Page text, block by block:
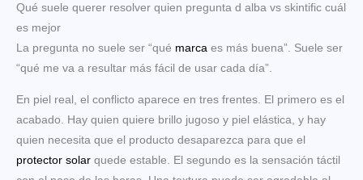
Qué suele querer resolver quien pregunta d alba vs skintific cuál
es mejor
La pregunta no suele ser “qué marca es más buena”. Suele ser
“qué me va a resultar más fácil de usar cada día”.
En piel real, el conflicto aparece en tres frentes. El primero es el
acabado. Hay quien quiere brillo jugoso y piel elástica, y hay
quien necesita que el producto desaparezca para que el
protector solar quede estable. El segundo es la sensación táctil